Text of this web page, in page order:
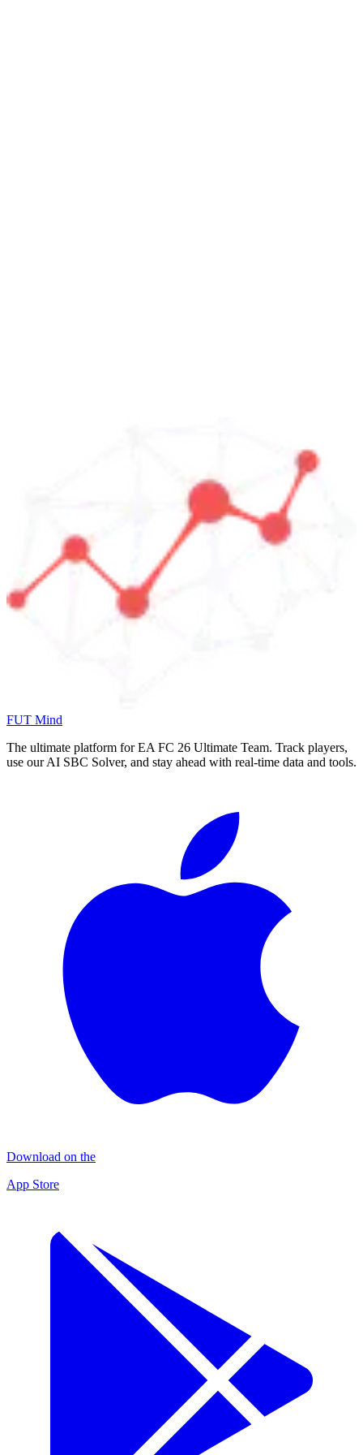
FUT Mind
The ultimate platform for EA FC 26 Ultimate Team. Track players,
use our AI SBC Solver, and stay ahead with real-time data and tools.
Download on the
App Store